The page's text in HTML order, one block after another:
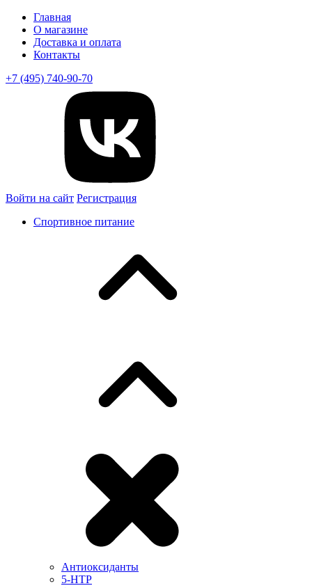
Главная
О магазине
Доставка и оплата
Контакты
+7 (495) 740-90-70
Войти на сайт Регистрация
Спортивное питание
Антиоксиданты
5-HTP